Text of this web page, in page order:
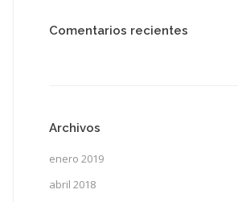
Comentarios recientes
Archivos
enero 2019
abril 2018